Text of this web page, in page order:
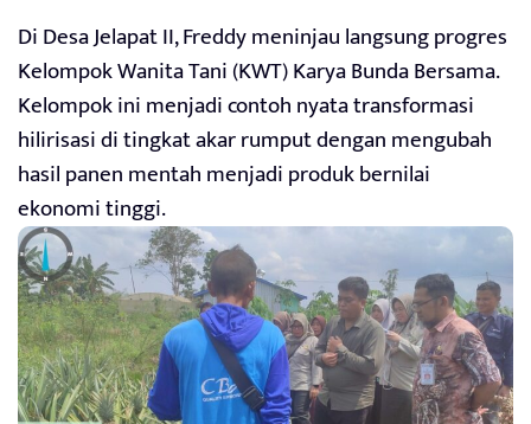
Di Desa Jelapat II, Freddy meninjau langsung progres
Kelompok Wanita Tani (KWT) Karya Bunda Bersama.
Kelompok ini menjadi contoh nyata transformasi
hilirisasi di tingkat akar rumput dengan mengubah
hasil panen mentah menjadi produk bernilai
ekonomi tinggi.